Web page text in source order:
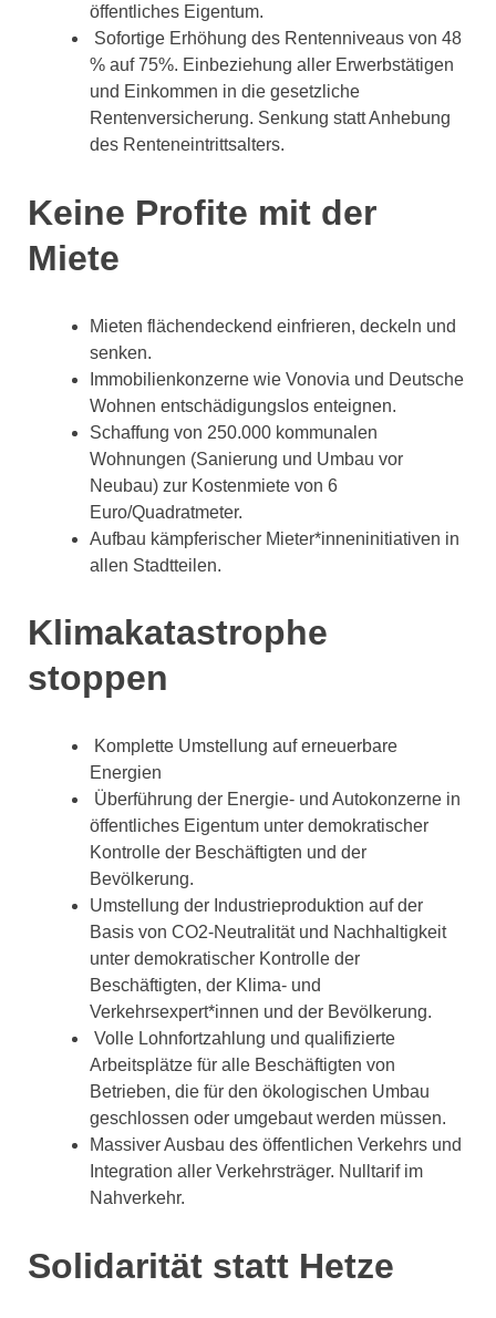
öffentliches Eigentum.
Sofortige Erhöhung des Rentenniveaus von 48
% auf 75%. Einbeziehung aller Erwerbstätigen
und Einkommen in die gesetzliche
Rentenversicherung. Senkung statt Anhebung
des Renteneintrittsalters.
Keine Profite mit der
Miete
Mieten flächendeckend einfrieren, deckeln und
senken.
Immobilienkonzerne wie Vonovia und Deutsche
Wohnen entschädigungslos enteignen.
Schaffung von 250.000 kommunalen
Wohnungen (Sanierung und Umbau vor
Neubau) zur Kostenmiete von 6
Euro/Quadratmeter.
Aufbau kämpferischer Mieter*inneninitiativen in
allen Stadtteilen.
Klimakatastrophe
stoppen
Komplette Umstellung auf erneuerbare
Energien
Überführung der Energie- und Autokonzerne in
öffentliches Eigentum unter demokratischer
Kontrolle der Beschäftigten und der
Bevölkerung.
Umstellung der Industrieproduktion auf der
Basis von CO2-Neutralität und Nachhaltigkeit
unter demokratischer Kontrolle der
Beschäftigten, der Klima- und
Verkehrsexpert*innen und der Bevölkerung.
Volle Lohnfortzahlung und qualifizierte
Arbeitsplätze für alle Beschäftigten von
Betrieben, die für den ökologischen Umbau
geschlossen oder umgebaut werden müssen.
Massiver Ausbau des öffentlichen Verkehrs und
Integration aller Verkehrsträger. Nulltarif im
Nahverkehr.
Solidarität statt Hetze